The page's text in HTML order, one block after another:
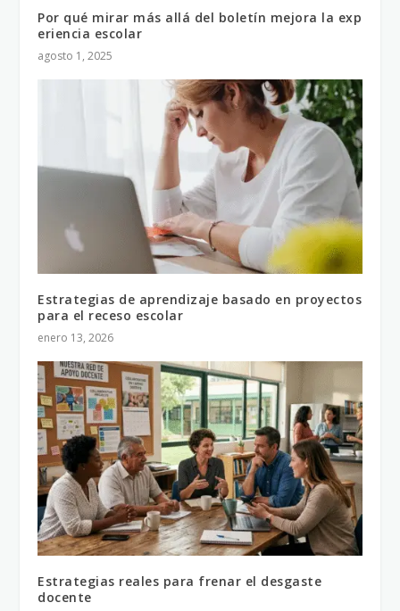
Por qué mirar más allá del boletín mejora la exp
eriencia escolar
agosto 1, 2025
Estrategias de aprendizaje basado en proyectos
para el receso escolar
enero 13, 2026
Estrategias reales para frenar el desgaste
docente